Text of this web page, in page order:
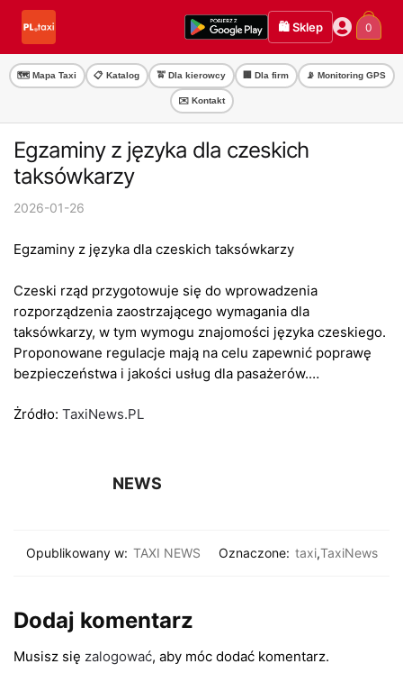
Przejdź
nawigacji
Przejdź
treści
🛍️ Sklep 0
🗺️ Mapa Taxi 📋 Katalog 🚖 Dla kierowcy 🏢 Dla firm 📡 Monitoring GPS
✉️ Kontakt
Egzaminy z języka dla czeskich
taksówkarzy
2026-01-26
Egzaminy z języka dla czeskich taksówkarzy
Czeski rząd przygotowuje się do wprowadzenia
rozporządzenia zaostrzającego wymagania dla
taksówkarzy, w tym wymogu znajomości języka czeskiego.
Proponowane regulacje mają na celu zapewnić poprawę
bezpieczeństwa i jakości usług dla pasażerów.…
Żródło: TaxiNews.PL
NEWS
Opublikowany w: TAXI NEWS Oznaczone: taxi,TaxiNews
Dodaj komentarz
Musisz się zalogować, aby móc dodać komentarz.